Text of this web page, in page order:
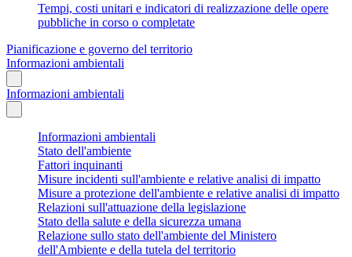
Tempi, costi unitari e indicatori di realizzazione delle opere
pubbliche in corso o completate
Pianificazione e governo del territorio
Informazioni ambientali
Informazioni ambientali
Informazioni ambientali
Stato dell'ambiente
Fattori inquinanti
Misure incidenti sull'ambiente e relative analisi di impatto
Misure a protezione dell'ambiente e relative analisi di impatto
Relazioni sull'attuazione della legislazione
Stato della salute e della sicurezza umana
Relazione sullo stato dell'ambiente del Ministero
dell'Ambiente e della tutela del territorio